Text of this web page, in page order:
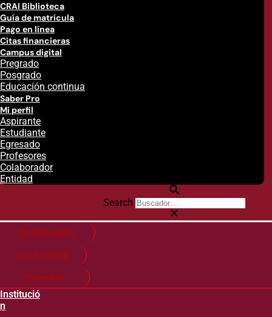
CRAI Biblioteca
Guía de matrícula
Pago en línea
Citas financieras
Campus digital
Pregrado
Posgrado
Educación continua
Saber Pro
Mi perfil
Aspirante
Estudiante
Egresado
Profesores
Colaborador
Entidad
Search
Citas financieras
Guía de matricula
Pago en línea
Institució
n